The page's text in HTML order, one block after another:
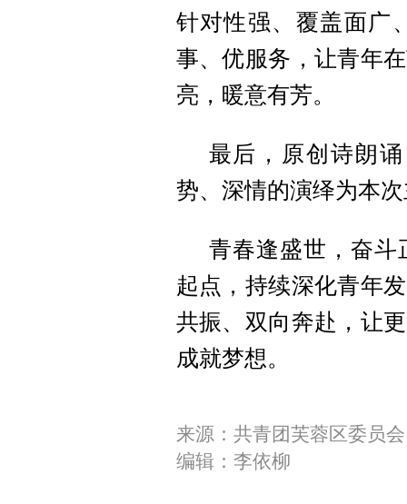
针对性强、覆盖面广
事、优服务，让青年
亮，暖意有芳。
最后，原创诗朗
势、深情的演绎为本
青春逢盛世，奋斗
起点，持续深化青年
共振、双向奔赴，让
成就梦想。
来源：共青团芙蓉区委员会
编辑：李依柳